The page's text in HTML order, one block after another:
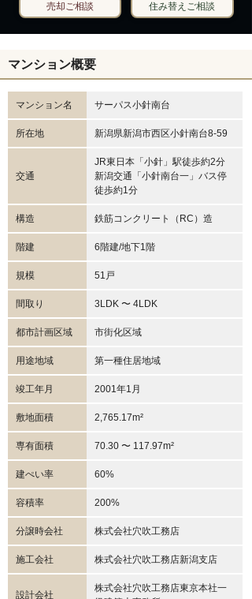
売却ご相談 住み替えご相談
マンション概要
マンション名 サーパス小針南台
所在地 新潟県新潟市西区小針南台8-59
交通
JR東日本「小針」駅徒歩約2分
新潟交通「小針南台一」バス停
徒歩約1分
構造 鉄筋コンクリート（RC）造
階建 6階建/地下1階
規模 51戸
間取り 3LDK 〜 4LDK
都市計画区域 市街化区域
用途地域 第一種住居地域
竣工年月 2001年1月
敷地面積 2,765.17m²
専有面積 70.30 〜 117.97m²
建ぺい率 60%
容積率 200%
分譲時会社 株式会社穴吹工務店
施工会社 株式会社穴吹工務店新潟支店
設計会社
株式会社穴吹工務店東京本社一